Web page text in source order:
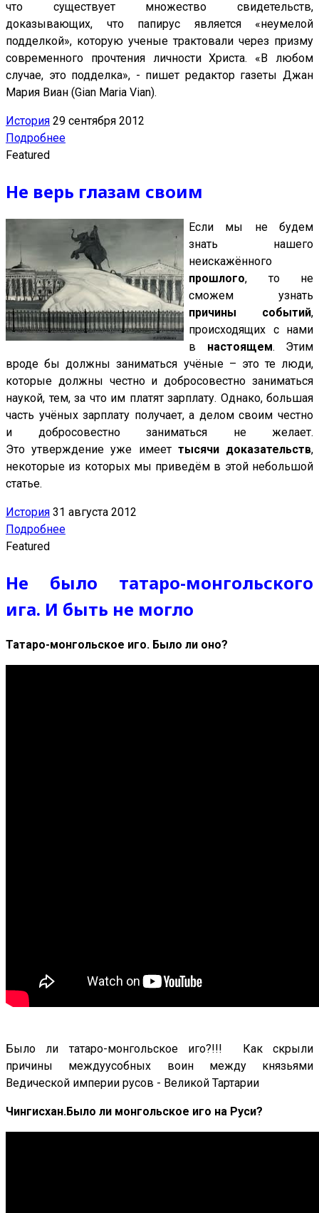
что существует множество свидетельств,
доказывающих, что папирус является «неумелой
подделкой», которую ученые трактовали через призму
современного прочтения личности Христа. «В любом
случае, это подделка», - пишет редактор газеты Джан
Мария Виан (Gian Maria Vian).
История 29 сентября 2012
Подробнее
Featured
Не верь глазам своим
Если мы не будем
знать нашего
неискажённого
прошлого, то не
сможем узнать
причины событий,
происходящих с нами
в настоящем. Этим
вроде бы должны заниматься учёные – это те люди,
которые должны честно и добросовестно заниматься
наукой, тем, за что им платят зарплату. Однако, большая
часть учёных зарплату получает, а делом своим честно
и добросовестно заниматься не желает.
Это утверждение уже имеет тысячи доказательств,
некоторые из которых мы приведём в этой небольшой
статье.
История 31 августа 2012
Подробнее
Featured
Не было татаро-монгольского
ига. И быть не могло
Татаро-монгольское иго. Было ли оно?
Было ли татаро-монгольское иго?!!! Как скрыли
причины междуусобных воин между князьями
Ведической империи русов - Великой Тартарии
Чингисхан.Было ли монгольское иго на Руси?